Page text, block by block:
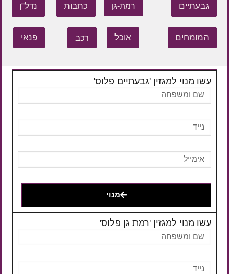
גבעתיים רמת-גן כתבות נדל"ן
המומחים אוכל רכב פנאי
עשו מנוי למגזין 'גבעתיים פלוס'
מנוי
עשו מנוי למגזין 'רמת גן פלוס'